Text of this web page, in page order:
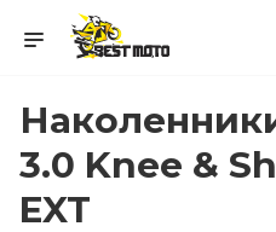
3.0 Knee &
EXT